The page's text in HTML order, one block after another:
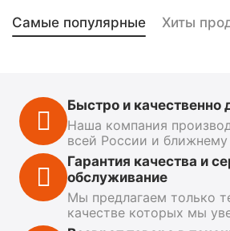
Самые популярные Хиты
Быстро и качественно
Наша компания
всей России и
Гарантия качества и
обслуживание
Мы предлагаем только
качестве которых мы